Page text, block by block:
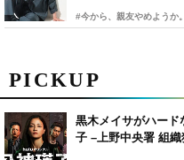
PICKUP
黒木メイサがハード
子 –上野中央署 組織
#今から、親友やめようか。